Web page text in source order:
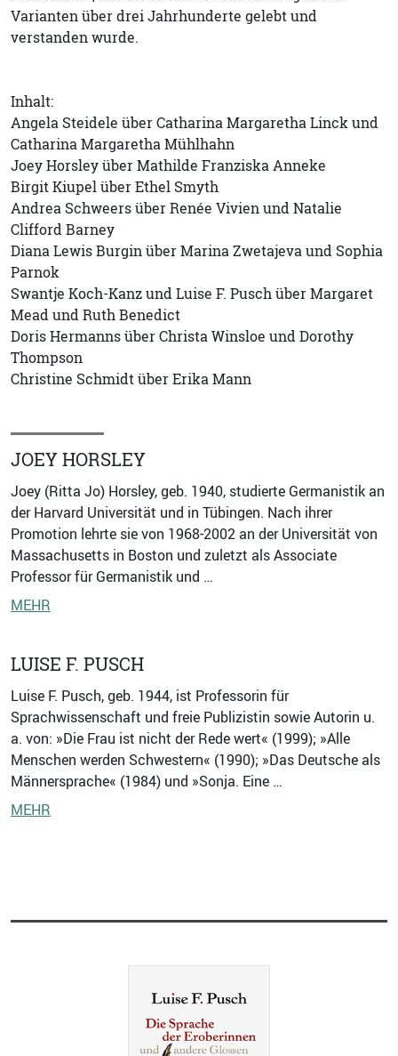
Varianten über drei Jahrhunderte gelebt und
verstanden wurde.
Inhalt:
Angela Steidele über Catharina Margaretha Linck und
Catharina Margaretha Mühlhahn
Joey Horsley über Mathilde Franziska Anneke
Birgit Kiupel über Ethel Smyth
Andrea Schweers über Renée Vivien und Natalie
Clifford Barney
Diana Lewis Burgin über Marina Zwetajeva und Sophia
Parnok
Swantje Koch-Kanz und Luise F. Pusch über Margaret
Mead und Ruth Benedict
Doris Hermanns über Christa Winsloe und Dorothy
Thompson
Christine Schmidt über Erika Mann
JOEY HORSLEY
Joey (Ritta Jo) Horsley, geb. 1940, studierte Germanistik an
der Harvard Universität und in Tübingen. Nach ihrer
Promotion lehrte sie von 1968-2002 an der Universität von
Massachusetts in Boston und zuletzt als Associate
Professor für Germanistik und …
MEHR
LUISE F. PUSCH
Luise F. Pusch, geb. 1944, ist Professorin für
Sprachwissenschaft und freie Publizistin sowie Autorin u.
a. von: »Die Frau ist nicht der Rede wert« (1999); »Alle
Menschen werden Schwestern« (1990); »Das Deutsche als
Männersprache« (1984) und »Sonja. Eine …
MEHR